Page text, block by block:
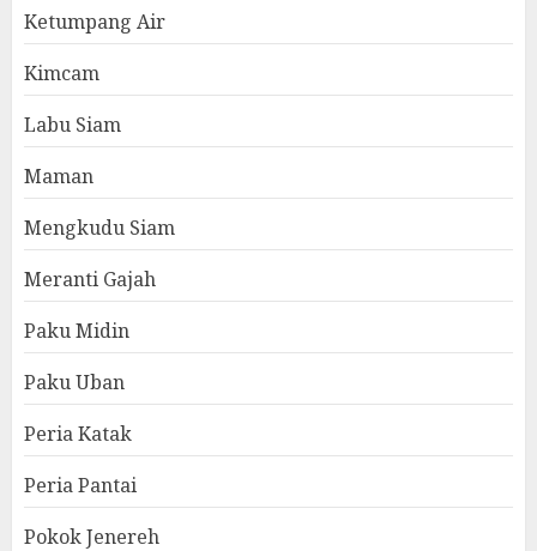
Ketumpang Air
Kimcam
Labu Siam
Maman
Mengkudu Siam
Meranti Gajah
Paku Midin
Paku Uban
Peria Katak
Peria Pantai
Pokok Jenereh